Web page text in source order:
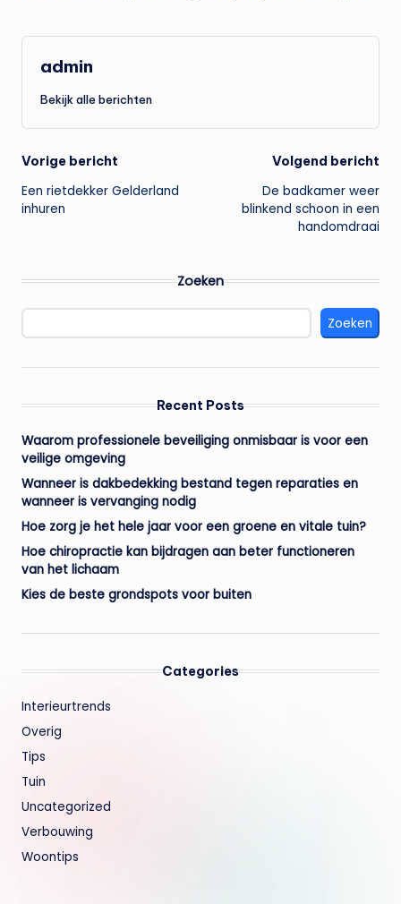
admin
Bekijk alle berichten
Bericht
navigatie
Vorige bericht
Een rietdekker Gelderland
inhuren
Volgend bericht
De badkamer weer
blinkend schoon in een
handomdraai
Zoeken
Zoeken
Recent Posts
Waarom professionele beveiliging onmisbaar is voor een
veilige omgeving
Wanneer is dakbedekking bestand tegen reparaties en
wanneer is vervanging nodig
Hoe zorg je het hele jaar voor een groene en vitale tuin?
Hoe chiropractie kan bijdragen aan beter functioneren
van het lichaam
Kies de beste grondspots voor buiten
Categories
Interieurtrends
Overig
Tips
Tuin
Uncategorized
Verbouwing
Woontips